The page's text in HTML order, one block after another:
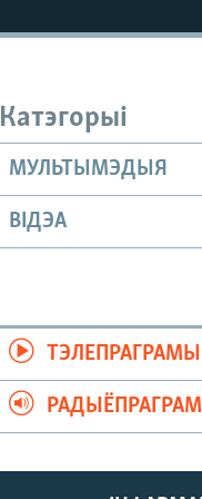
Катэгорыі
МУЛЬТЫМЭДЫЯ
ВІДЭА
ТЭЛЕПРАГРАМЫ